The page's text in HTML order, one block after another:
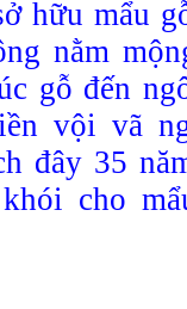
hữu mẩu
nằm
gỗ đến
vội vã
đây 35
cho